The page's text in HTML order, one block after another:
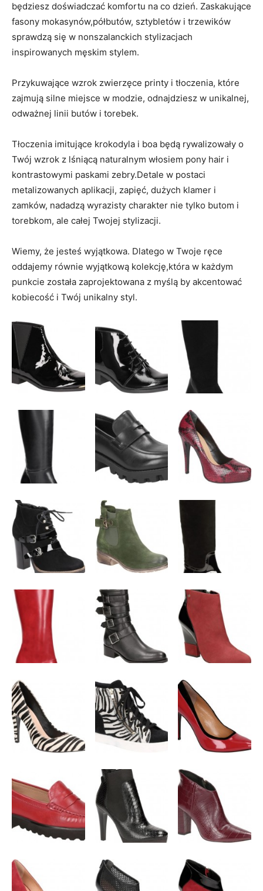
będziesz doświadczać komfortu na co dzień. Zaskakujące
fasony mokasynów,półbutów, sztybletów i trzewików
sprawdzą się w nonszalanckich stylizacjach
inspirowanych męskim stylem.
Przykuwające wzrok zwierzęce printy i tłoczenia, które
zajmują silne miejsce w modzie, odnajdziesz w unikalnej,
odważnej linii butów i torebek.
Tłoczenia imitujące krokodyla i boa będą rywalizowały o
Twój wzrok z lśniącą naturalnym włosiem pony hair i
kontrastowymi paskami zebry.Detale w postaci
metalizowanych aplikacji, zapięć, dużych klamer i
zamków, nadadzą wyrazisty charakter nie tylko butom i
torebkom, ale całej Twojej stylizacji.
Wiemy, że jesteś wyjątkowa. Dlatego w Twoje ręce
oddajemy równie wyjątkową kolekcję,która w każdym
punkcie została zaprojektowana z myślą by akcentować
kobiecość i Twój unikalny styl.